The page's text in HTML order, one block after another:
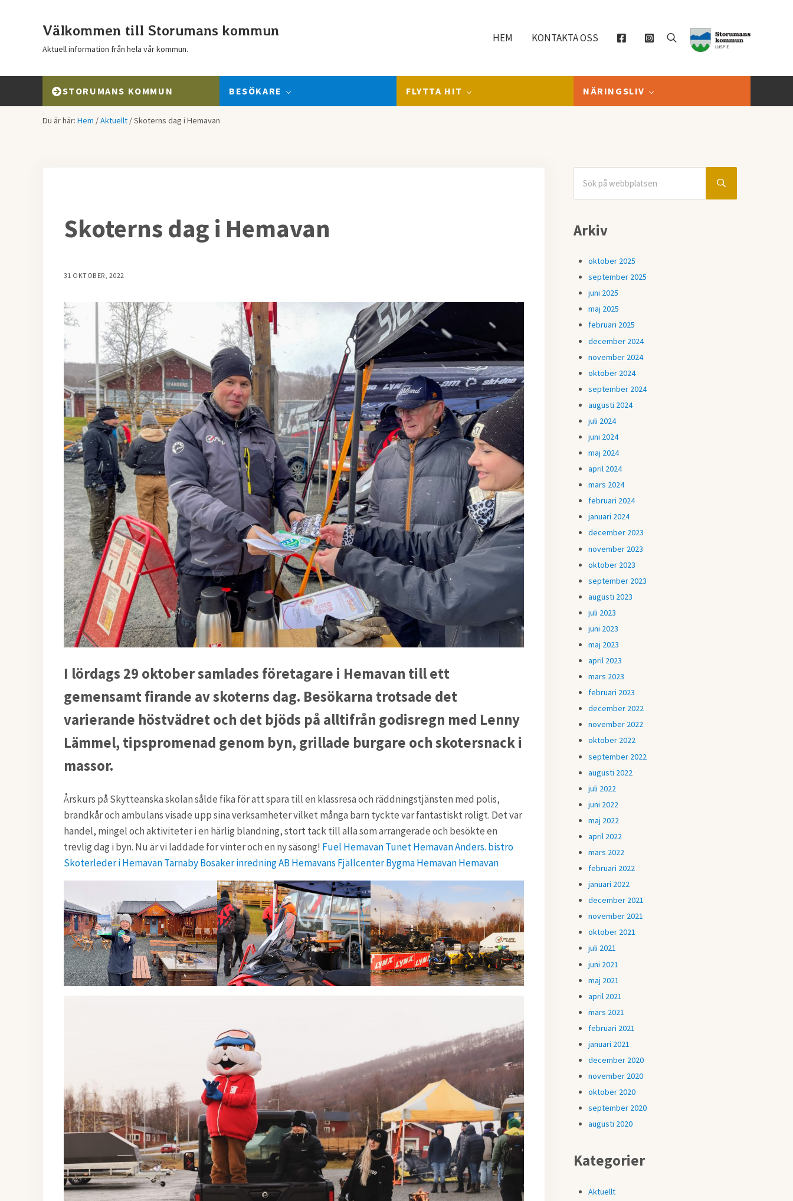
Välkommen till Storumans kommun
Aktuell information från hela vår kommun.
HEM KONTAKTA OSS Sök
STORUMANS KOMMUN BESÖKARE FLYTTA HIT NÄRINGSLIV
Du är här: Hem /Aktuellt /Skoterns dag i Hemavan
Skoterns dag i Hemavan
31 OKTOBER, 2022
I lördags 29 oktober samlades företagare i Hemavan till ett
gemensamt firande av skoterns dag. Besökarna trotsade det
varierande höstvädret och det bjöds på alltifrån godisregn med Lenny
Lämmel, tipspromenad genom byn, grillade burgare och skotersnack i
massor.
Årskurs på Skytteanska skolan sålde fika för att spara till en klassresa och räddningstjänsten med polis,
brandkår och ambulans visade upp sina verksamheter vilket många barn tyckte var fantastiskt roligt. Det var
handel, mingel och aktiviteter i en härlig blandning, stort tack till alla som arrangerade och besökte en
trevlig dag i byn. Nu är vi laddade för vinter och en ny säsong! Fuel HemavanTunet HemavanAnders. bistro
Skoterleder i Hemavan TärnabyBosaker inredning ABHemavans FjällcenterBygma HemavanHemavan
Sidebar
Submit search
Arkiv
oktober 2025
september 2025
juni 2025
maj 2025
februari 2025
december 2024
november 2024
oktober 2024
september 2024
augusti 2024
juli 2024
juni 2024
maj 2024
april 2024
mars 2024
februari 2024
januari 2024
december 2023
november 2023
oktober 2023
september 2023
augusti 2023
juli 2023
juni 2023
maj 2023
april 2023
mars 2023
februari 2023
december 2022
november 2022
oktober 2022
september 2022
augusti 2022
juli 2022
juni 2022
maj 2022
april 2022
mars 2022
februari 2022
januari 2022
december 2021
november 2021
oktober 2021
juli 2021
juni 2021
maj 2021
april 2021
mars 2021
februari 2021
januari 2021
december 2020
november 2020
oktober 2020
september 2020
augusti 2020
Kategorier
Aktuellt